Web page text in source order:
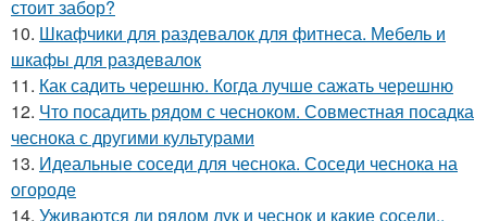
стоит забор?
10. Шкафчики для раздевалок для фитнеса. Мебель и
шкафы для раздевалок
11. Как садить черешню. Когда лучше сажать черешню
12. Что посадить рядом с чесноком. Совместная посадка
чеснока с другими культурами
13. Идеальные соседи для чеснока. Соседи чеснока на
огороде
14. Уживаются ли рядом лук и чеснок и какие соседи..